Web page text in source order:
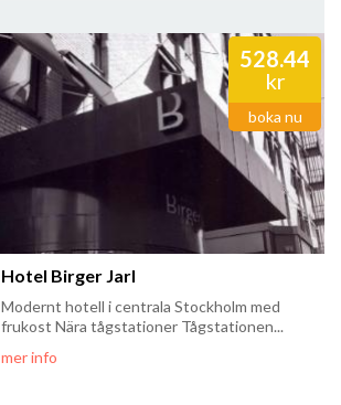
528.44
kr
boka nu
Hotel Birger Jarl
Modernt hotell i centrala Stockholm med
frukost Nära tågstationer Tågstationen...
mer info